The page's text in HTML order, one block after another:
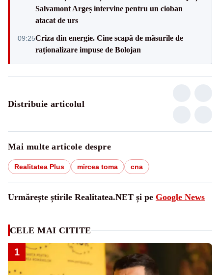
Salvamont Argeș intervine pentru un cioban
atacat de urs
09:25Criza din energie. Cine scapă de măsurile de
raționalizare impuse de Bolojan
Distribuie articolul
Mai multe articole despre
Realitatea Plus mircea toma cna
Urmărește știrile Realitatea.NET și pe Google News
CELE MAI CITITE
1